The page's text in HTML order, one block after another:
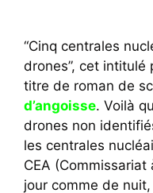
“Cinq centrales
drones”, cet intitulé
titre de roman de
d’angoisse. Voilà
drones non
les centrales
CEA (Commissariat
jour comme de